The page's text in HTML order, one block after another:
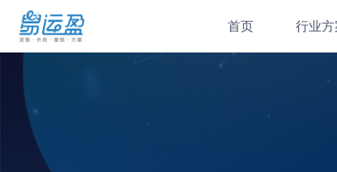
content
首页 行业